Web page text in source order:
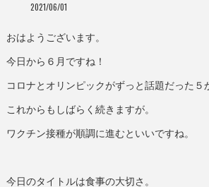
2021/06/01
おはようございます。
今日から６月ですね！
コロナとオリンピックがずっと話題だった５
これからもしばらく続きますが。
ワクチン接種が順調に進むといいですね。
今日のタイトルは食事の大切さ。